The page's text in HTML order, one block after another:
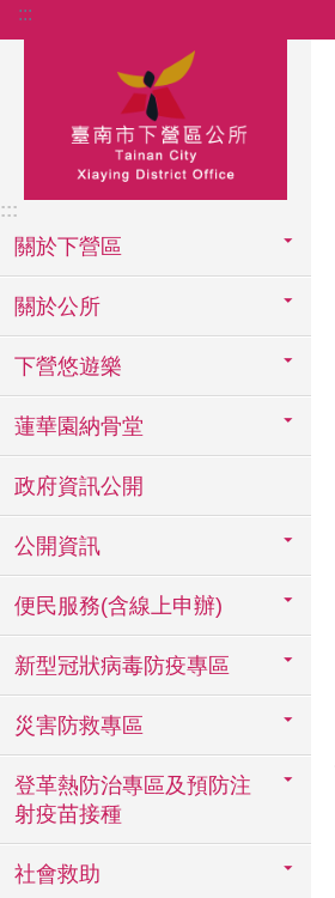
跳到主要內容區塊
:::
:::
關於下營區
關於公所
下營悠遊樂
蓮華園納骨堂
政府資訊公開
公開資訊
便民服務(含線上申辦)
新型冠狀病毒防疫專區
災害防救專區
登革熱防治專區及預防注
射疫苗接種
社會救助